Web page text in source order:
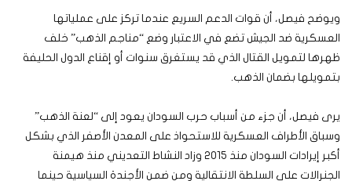
ويوضح فيصل، أن قوات الدعم السريع عندما تركز على عملياتها
العسكرية ضد الجيش تضع في الاعتبار وضع “مناجم الذهب” خلف
ظهرها لتمويل القتال الذي قد يستغرق سنوات أو إقناع الدول الحليفة
بتمويلها بضمان الذهب.
يرى فيصل، أن جزء من أسباب حرب السودان يعود إلى “لعنة الذهب”
وسباق الأطراف العسكرية للاستحواذ على المعدن الأصفر الذي بشكل
أكبر إيرادات السودان منذ 2015 وزاد النشاط التعديني منذ هيمنة
الجنرالات على السلطة الانتقالية ومن ضمن الأجندة السياسية حينما